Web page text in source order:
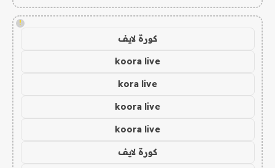
!
كورة لايف
koora live
kora live
koora live
koora live
كورة لايف